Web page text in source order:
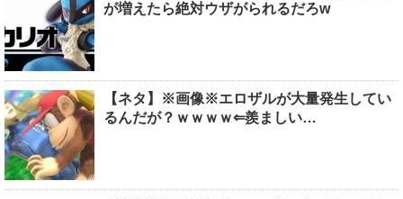
が増えたら絶対ウザがられるだろw
【ネタ】※画像※エロザルが大量発生してい
るんだが？ｗｗｗｗ⇐羨ましい…